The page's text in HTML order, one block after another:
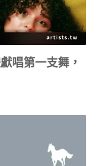
唱第一支舞，